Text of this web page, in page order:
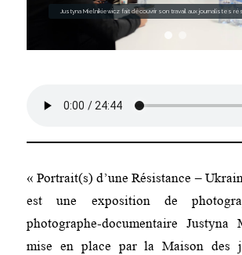
Justyna Mielnikiewicz fait découvrir son travail aux journalistes
« Portrait(s) d’une Résistance –
est une exposition de
photographe-documentaire Justyna
mise en place par la Maison des